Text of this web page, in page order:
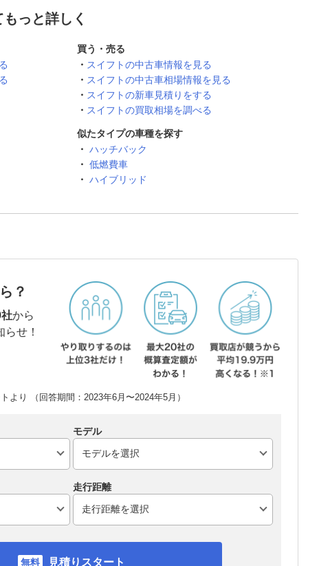
っと詳しく
買う・売る
スイフトの中古車情報を見る
スイフトの中古車相場情報を見る
スイフトの新車見積りをする
スイフトの買取相場を調べる
似たタイプの車種を探す
ハッチバック
低燃費車
ハイブリッド
？
から
せ！
より （回答期間：2023年6月〜2024年5月）
モデル
走行距離
見積りスタート